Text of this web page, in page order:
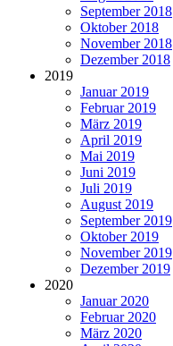
September 2018
Oktober 2018
November 2018
Dezember 2018
2019
Januar 2019
Februar 2019
März 2019
April 2019
Mai 2019
Juni 2019
Juli 2019
August 2019
September 2019
Oktober 2019
November 2019
Dezember 2019
2020
Januar 2020
Februar 2020
März 2020